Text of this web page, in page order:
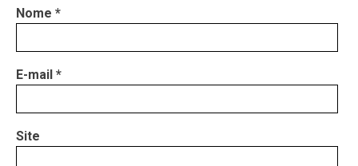
Nome *
E-mail *
Site